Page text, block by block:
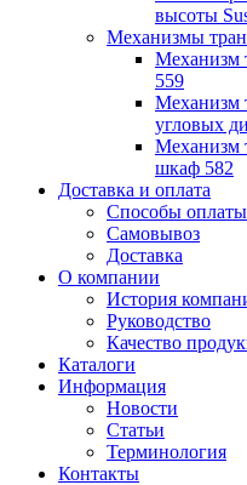
высоты
Механизмы
Механизм
559
Механизм
угловых
Механизм
шкаф 582
Доставка и оплата
Способы оплаты
Самовывоз
Доставка
О компании
История
Руководство
Качество
Каталоги
Информация
Новости
Статьи
Терминология
Контакты